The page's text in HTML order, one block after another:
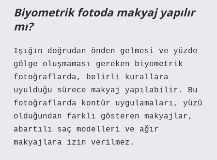
Biyometrik fotoda makyaj yapılır
mı?
Işığın doğrudan önden gelmesi ve yüzde
gölge oluşmaması gereken biyometrik
fotoğraflarda, belirli kurallara
uyulduğu sürece makyaj yapılabilir. Bu
fotoğraflarda kontür uygulamaları, yüzü
olduğundan farklı gösteren makyajlar,
abartılı saç modelleri ve ağır
makyajlara izin verilmez.